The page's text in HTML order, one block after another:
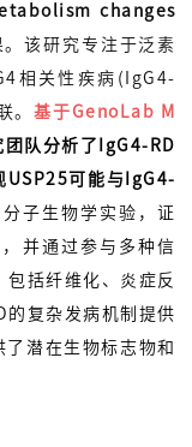
changes
。该研究专注于泛素
相关性疾病(IgG4-
。基于GenoLab M
团队分析了IgG4-RD
USP25可能与IgG4-
子生物学实验，证
并通过参与多种信
括纤维化、炎症反
复杂发病机制提供
潜在生物标志物和